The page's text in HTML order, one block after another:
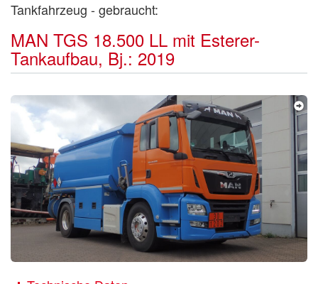
Tankfahrzeug - gebraucht:
MAN TGS 18.500 LL mit Esterer-
Tankaufbau, Bj.: 2019